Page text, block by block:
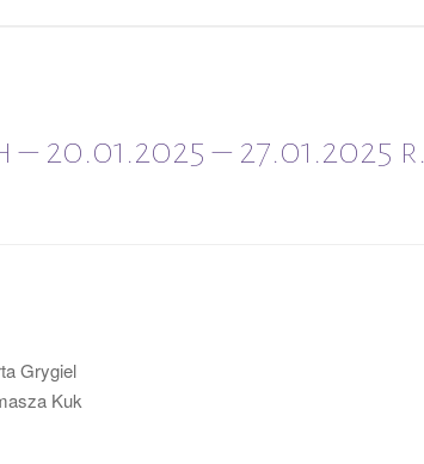
20.01.2025 – 27.01.2025 r.
Grygiel
Kuk